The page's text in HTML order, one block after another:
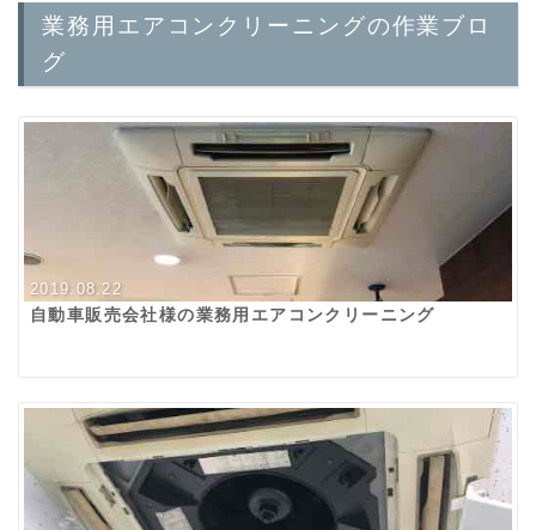
業務用エアコンクリーニングの作業ブロ
グ
2019.08.22
自動車販売会社様の業務用エアコンクリーニング